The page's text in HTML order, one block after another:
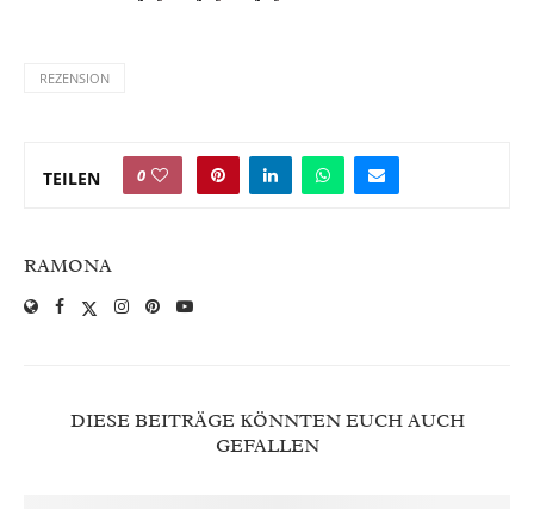
REZENSION
TEILEN 0
RAMONA
DIESE BEITRÄGE KÖNNTEN EUCH AUCH
GEFALLEN